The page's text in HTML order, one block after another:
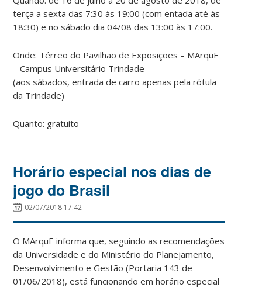
terça a sexta das 7:30 às 19:00 (com entada até às
18:30) e no sábado dia 04/08 das 13:00 às 17:00.
Onde: Térreo do Pavilhão de Exposições – MArquE
– Campus Universitário Trindade
(aos sábados, entrada de carro apenas pela rótula
da Trindade)
Quanto: gratuito
Horário especial nos dias de
jogo do Brasil
02/07/2018 17:42
O MArquE informa que, seguindo as recomendações
da Universidade e do Ministério do Planejamento,
Desenvolvimento e Gestão (Portaria 143 de
01/06/2018), está funcionando em horário especial